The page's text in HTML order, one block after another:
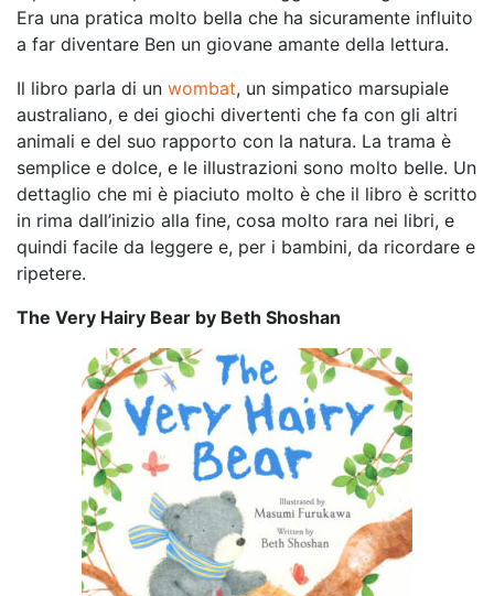
Era una pratica molto bella che ha sicuramente influito
a far diventare Ben un giovane amante della lettura.
Il libro parla di un wombat, un simpatico marsupiale
australiano, e dei giochi divertenti che fa con gli altri
animali e del suo rapporto con la natura. La trama è
semplice e dolce, e le illustrazioni sono molto belle. Un
dettaglio che mi è piaciuto molto è che il libro è scritto
in rima dall’inizio alla fine, cosa molto rara nei libri, e
quindi facile da leggere e, per i bambini, da ricordare e
ripetere.
The Very Hairy Bear by Beth Shoshan